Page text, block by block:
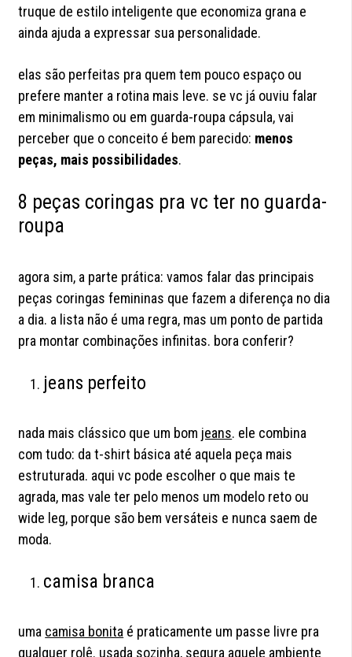
truque de estilo inteligente que economiza grana e
ainda ajuda a expressar sua personalidade.
elas são perfeitas pra quem tem pouco espaço ou
prefere manter a rotina mais leve. se vc já ouviu falar
em minimalismo ou em guarda-roupa cápsula, vai
perceber que o conceito é bem parecido: menos
peças, mais possibilidades.
8 peças coringas pra vc ter no guarda-
roupa
agora sim, a parte prática: vamos falar das principais
peças coringas femininas que fazem a diferença no dia
a dia. a lista não é uma regra, mas um ponto de partida
pra montar combinações infinitas. bora conferir?
jeans perfeito
nada mais clássico que um bom jeans. ele combina
com tudo: da t-shirt básica até aquela peça mais
estruturada. aqui vc pode escolher o que mais te
agrada, mas vale ter pelo menos um modelo reto ou
wide leg, porque são bem versáteis e nunca saem de
moda.
camisa branca
uma camisa bonita é praticamente um passe livre pra
qualquer rolê. usada sozinha, segura aquele ambiente